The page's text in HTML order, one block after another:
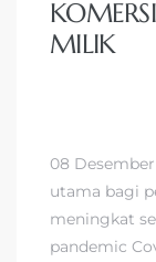
MILIK
08
utama bagi
meningkat
pandemic